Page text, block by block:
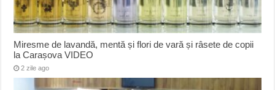
Miresme de lavandă, mentă și flori de vară și râsete de copii
la Carașova VIDEO
2 zile ago